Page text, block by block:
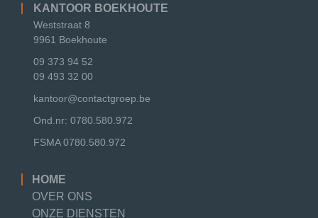
KANTOOR BOEKHOUTE
Weststraat 8
9961 Boekhoute
09 373 94 52
09 493 32 00
kantoor@contactgroep.be
Ond.nr: 0780.580.972
FSMA0780.580.972
HOME
OVER ONS
ONZE DIENSTEN